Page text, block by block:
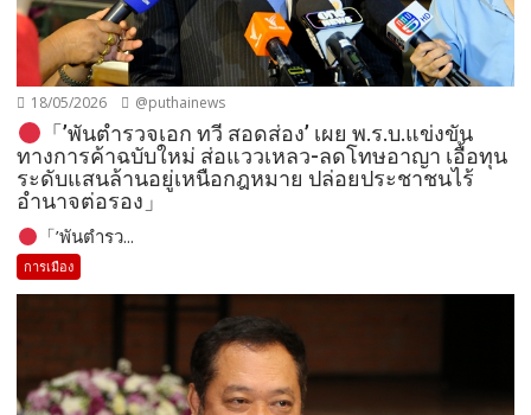
18/05/2026 @puthainews
「’พันตำรวจเอก ทวี สอดส่อง’ เผย พ.ร.บ.แข่งขัน
ทางการค้าฉบับใหม่ ส่อแววเหลว-ลดโทษอาญา เอื้อทุน
ระดับแสนล้านอยู่เหนือกฎหมาย ปล่อยประชาชนไร้
อำนาจต่อรอง」
「’พันตำรว...
การเมือง